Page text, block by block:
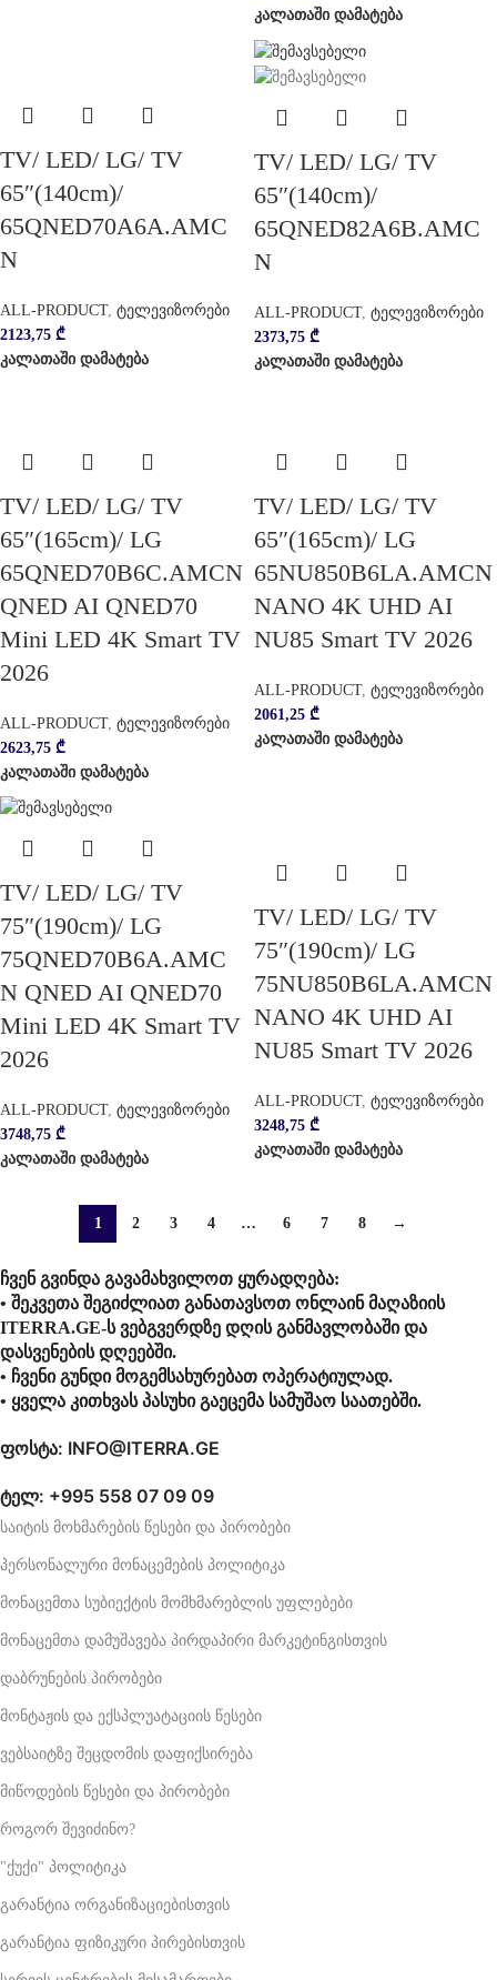
კალათაში დამატება
TV/ LED/ LG/ TV
65″(140cm)/
65QNED70A6A.AMC
N
ALL-PRODUCT, ტელევიზორები
2123,75 ₾
კალათაში დამატება
TV/ LED/ LG/ TV
65″(140cm)/
65QNED82A6B.AMC
N
ALL-PRODUCT, ტელევიზორები
2373,75 ₾
კალათაში დამატება
TV/ LED/ LG/ TV
65″(165cm)/ LG
65QNED70B6C.AMCN
QNED AI QNED70
Mini LED 4K Smart TV
2026
ALL-PRODUCT, ტელევიზორები
2623,75 ₾
კალათაში დამატება
TV/ LED/ LG/ TV
65″(165cm)/ LG
65NU850B6LA.AMCN
NANO 4K UHD AI
NU85 Smart TV 2026
ALL-PRODUCT, ტელევიზორები
2061,25 ₾
კალათაში დამატება
TV/ LED/ LG/ TV
75″(190cm)/ LG
75QNED70B6A.AMC
N QNED AI QNED70
Mini LED 4K Smart TV
2026
ALL-PRODUCT, ტელევიზორები
3748,75 ₾
კალათაში დამატება
TV/ LED/ LG/ TV
75″(190cm)/ LG
75NU850B6LA.AMCN
NANO 4K UHD AI
NU85 Smart TV 2026
ALL-PRODUCT, ტელევიზორები
3248,75 ₾
კალათაში დამატება
1 2 3 4 … 6 7 8 →
ჩვენ გვინდა გავამახვილოთ ყურადღება:
• შეკვეთა შეგიძლიათ განათავსოთ ონლაინ მაღაზიის
ITERRA.GE-ს ვებგვერდზე დღის განმავლობაში და
დასვენების დღეებში.
• ჩვენი გუნდი მოგემსახურებათ ოპერატიულად.
• ყველა კითხვას პასუხი გაეცემა სამუშაო საათებში.
ფოსტა: INFO@ITERRA.GE
ტელ: +995 558 07 09 09
საიტის მოხმარების წესები და პირობები
პერსონალური მონაცემების პოლიტიკა
მონაცემთა სუბიექტის მომხმარებლის უფლებები
მონაცემთა დამუშავება პირდაპირი მარკეტინგისთვის
დაბრუნების პირობები
მონტაჟის და ექსპლუატაციის წესები
ვებსაიტზე შეცდომის დაფიქსირება
მიწოდების წესები და პირობები
როგორ შევიძინო?
"ქუქი" პოლიტიკა
გარანტია ორგანიზაციებისთვის
გარანტია ფიზიკური პირებისთვის